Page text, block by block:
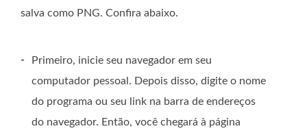
salva como PNG. Confira abaixo.
-
Primeiro, inicie seu navegador em seu
computador pessoal. Depois disso, digite o nome
do programa ou seu link na barra de endereços
do navegador. Então, você chegará à página